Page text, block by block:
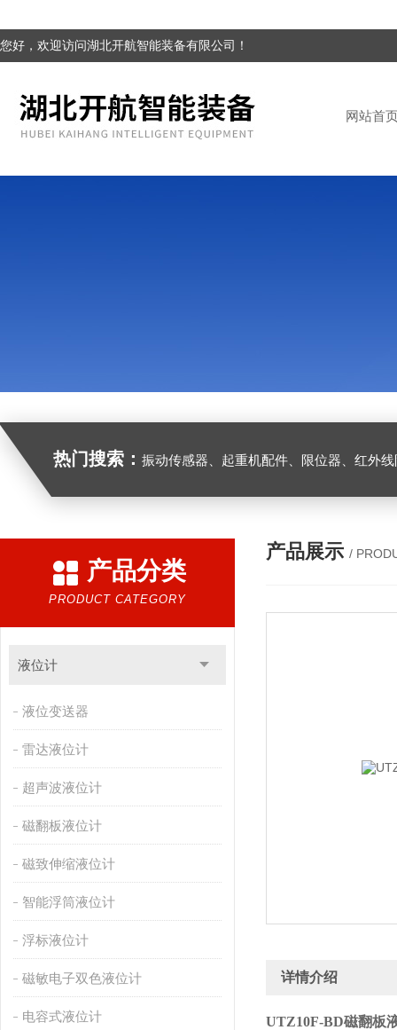
您好，欢迎访问湖北开航智能装备有限公司！
网站首
热门搜索： 振动传感器、起重机配件、限位器、红外线防撞器
产品分类
PRODUCT CATEGORY
液位计
液位变送器
雷达液位计
超声波液位计
磁翻板液位计
磁致伸缩液位计
智能浮筒液位计
浮标液位计
磁敏电子双色液位计
电容式液位计
产品展示 /
详情介绍
UTZ10F-BD磁翻板